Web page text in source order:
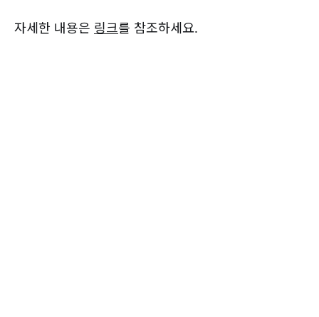
자세한 내용은 링크를 참조하세요.